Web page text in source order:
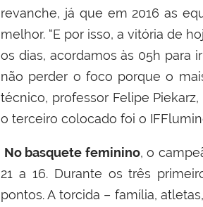
revanche, já que em 2016 as
melhor. “E por isso, a vitória de
os dias, acordamos às 05h para
não perder o foco porque o
técnico, professor Felipe
o terceiro colocado foi o
No basquete feminino, o
21 a 16. Durante os três
pontos. A torcida – família,